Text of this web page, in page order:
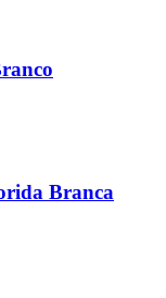
Branca